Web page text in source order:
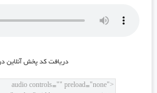
دريافت کد پخش آنلاين